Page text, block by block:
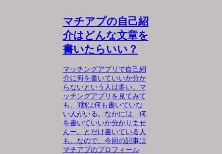
マチアプの自己紹
介はどんな文章を
書いたらいい？
マッチングアプリで自己紹
介に何を書いていいか分か
らないという人は多い。マ
ッチングアプリを見てみて
も、3割は何も書いていな
い人がいる。なかには、何
を書いていいか分かりませ
んー。とだけ書いている人
も。なので、今回の記事は
マチアプのプロフィール